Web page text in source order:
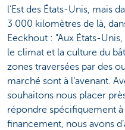
l’Est des États-Unis, mais
3 000 kilomètres de là,
Eeckhout : "Aux États-
le climat et la culture du
zones traversées par des
marché sont à l’avenant.
souhaitons nous placer
répondre spécifiquement
financement, nous avons